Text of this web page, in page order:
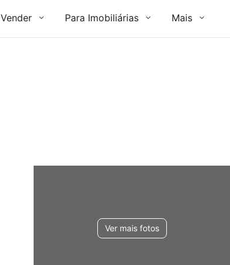
Vender Para Imobiliárias Mais
Ver mais fotos